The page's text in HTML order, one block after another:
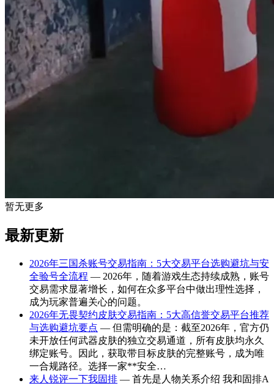
暂无更多
最新更新
2026年三国杀账号交易指南：5大交易平台选购避坑与安
全验号全流程 — 2026年，随着游戏生态持续成熟，账号
交易需求显著增长，如何在众多平台中做出理性选择，
成为玩家普遍关心的问题。
2026年无畏契约皮肤交易指南：5大高信誉交易平台推荐
与选购避坑要点 — 但需明确的是：截至2026年，官方仍
未开放任何武器皮肤的独立交易通道，所有皮肤均永久
绑定账号。因此，获取带目标皮肤的完整账号，成为唯
一合规路径。选择一家**安全…
来人锐评一下我固排 — 首先是人物关系介绍 我和固排A